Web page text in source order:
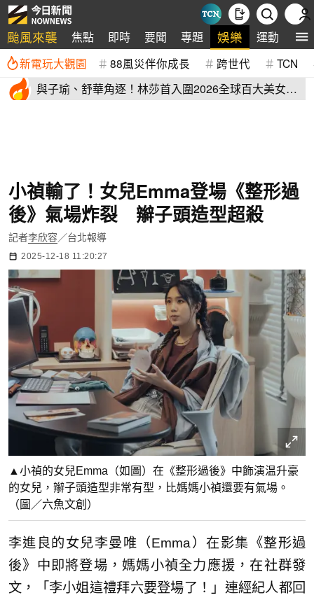
颱風來襲 焦點 即時 要聞 專題 娛樂 運動 全
新電玩大觀園 88風災伴你成長 跨世代 TCN
與子瑜、舒華角逐！林莎首入圍2026全球百大美女
小禎輸了！女兒Emma登場《整形過
後》氣場炸裂 辮子頭造型超殺
記者李欣容／台北報導
2025-12-18 11:20:27
▲小禎的女兒Emma（如圖）在《整形過後》中飾演温升豪
的女兒，辮子頭造型非常有型，比媽媽小禎還要有氣場。
（圖／六魚文創）
李進良的女兒李曼唯（Emma）在影集《整形過
後》中即將登場，媽媽小禎全力應援，在社群發
文，「李小姐這禮拜六要登場了！」連經紀人都回